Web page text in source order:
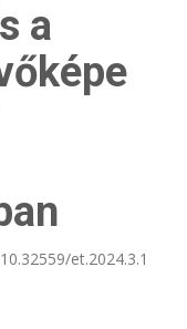
a
10.32559/et.2024.3.1